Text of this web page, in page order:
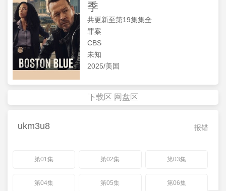
季
共更新至第19集集全
罪案
CBS
未知
2025/美国
下载区 网盘区
报错
ukm3u8
第01集 第02集 第03集
第04集 第05集 第06集